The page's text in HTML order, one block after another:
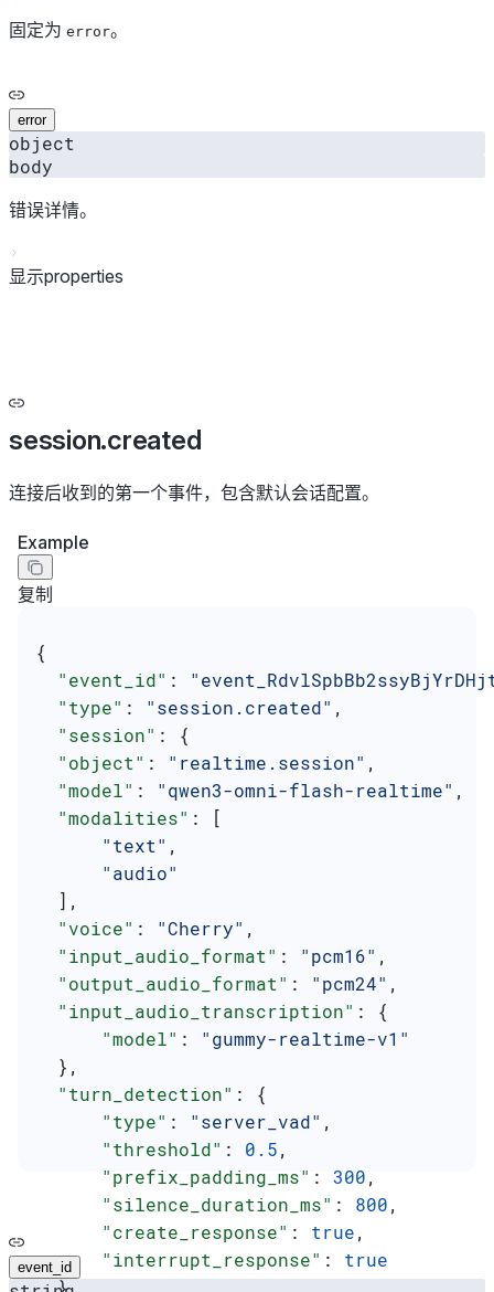
固定为 error。
error
object
body
错误详情。
显示properties
session.created
连接后收到的第一个事件，包含默认会话配置。
Example
复制
{
  "event_id"
:
  "type"
: "session.created" ,
  "session"
: {
  "object"
: "realtime.session" ,
  "model"
: "qwen3-omni-flash-realtime" ,
  "modalities"
: [
      "text"
,
      "audio"
  ],
  "voice"
: "Cherry" ,
  "input_audio_format"
: "pcm16" ,
  "output_audio_format"
: "pcm24" ,
  "input_audio_transcription"
: {
      "model"
: "gummy-realtime-v1"
  },
  "turn_detection"
: {
      "type"
: "server_vad" ,
      "threshold"
: 0.5,
      "prefix_padding_ms"
: 300,
      "silence_duration_ms"
: 800,
      "create_response"
: true,
      "interrupt_response"
: true
  },
event_id